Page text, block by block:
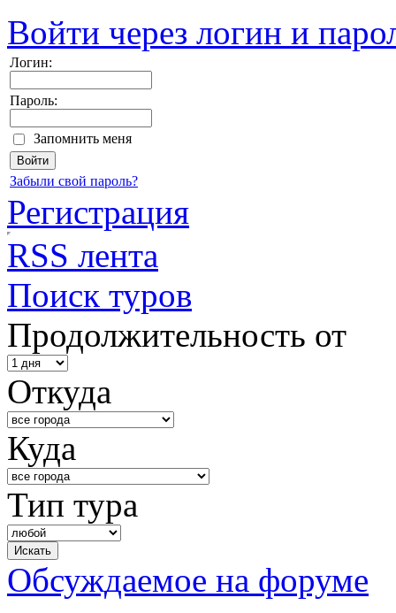
Войти через логин и
Логин:
Пароль:
Запомнить меня
Забыли свой пароль?
Регистрация
RSS лента
Поиск туров
Продолжительность от
Откуда
Куда
Тип тура
Обсуждаемое на форуме